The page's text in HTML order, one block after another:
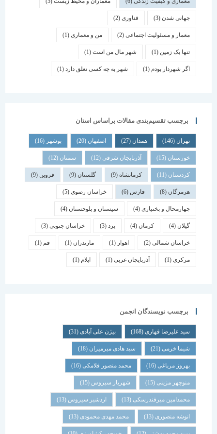
جهانی شدن(3) فناوری (2)
معمار و مسئولیت اجتماعی (2) من و معماری (1)
تنها یک زمین(1) شهر مال من است(1)
اگر شهردار بودم (1) شهر به چه کسی تعلق دارد(1)
برچسب تقسیم‌بندی مقالات براساس استان
همدان اصفهان (20) بوشهر
خوزستان(15) آذربایجان شرقی(12) سمنان (12)
کردستان(11) کرمانشاه(9) گلستان (9) قزوین
هرمزگان(8) فارس خراسان رضوی(5)
چهارمحال و بختیاری (4) سیستان و بلوچستان(4)
کرمان یزد خراسان جنوبی(3)
خراسان شمالی(2) اهواز مازندران(1) قم
(1) آذربایجان غربی(1) ایلام
برچسب نویسندگان انجمن
سید علیرضا قهاری(168) بیژن علی آبادی(31)
شیما خرمی(21) سید هادی میرمیران(18)
بهروز مرباغی (16) محمد منصور فلامکی (16)
منوچهر مزینی(15) شهریار سیروس(15)
محمدامین میرفندرسکی(13) اردشیر سیروس(13)
انوشه منصوری(13) محمد مهدی محمودی(13)